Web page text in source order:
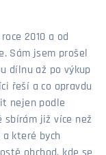
2010 a od
Sám jsem prošel
dílnu až po výkup
řeší a co opravdu
nejen podle
sbírám již více než
které bych